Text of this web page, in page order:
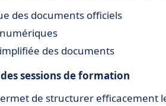
des documents officiels
des documents
sessions de formation
de structurer efficacement